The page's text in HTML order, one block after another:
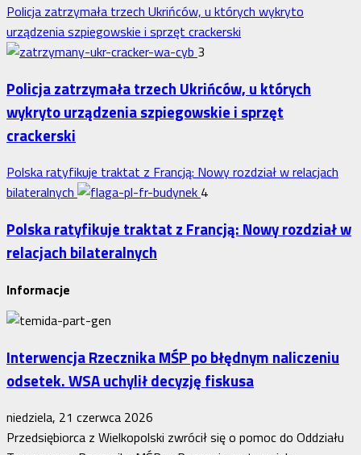
Policja zatrzymała trzech Ukrińców, u których wykryto
urządzenia szpiegowskie i sprzęt crackerski
3
Policja zatrzymała trzech Ukrińców, u których
wykryto urządzenia szpiegowskie i sprzęt
crackerski
Polska ratyfikuje traktat z Francją: Nowy rozdział w relacjach
bilateralnych
4
Polska ratyfikuje traktat z Francją: Nowy rozdział w
relacjach bilateralnych
Informacje
Interwencja Rzecznika MŚP po błędnym naliczeniu
odsetek. WSA uchylił decyzję fiskusa
niedziela, 21 czerwca 2026
Przedsiębiorca z Wielkopolski zwrócił się o pomoc do Oddziału